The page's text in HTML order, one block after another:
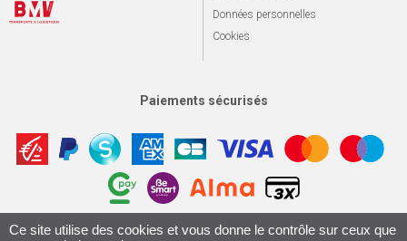
Données personnelles
Cookies
Paiements sécurisés
© 2026 Le marché du vélo Tous droits réservés. Apotekisto,
Ce site utilise des cookies et vous donne le contrôle sur ceux que